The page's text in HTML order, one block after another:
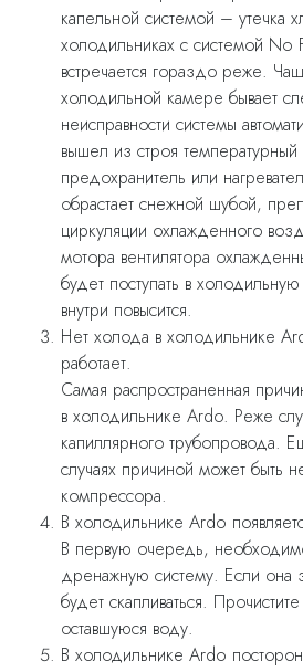
капельной системой – утечка
холодильниках с системой No
встречается гораздо реже.
холодильной камере бывает
неисправности системы
вышел из строя температурный
предохранитель или
обрастает снежной шубой,
циркуляции охлажденного
мотора вентилятора
будет поступать в
внутри повысится.
Нет холода в холодильнике
работает.
Самая распространенная
в холодильнике Ardo. Реже
капиллярного трубопровода.
случаях причиной может быть
компрессора.
В холодильнике Ardo
В первую очередь,
дренажную систему. Если она
будет скапливаться.
оставшуюся воду.
В холодильнике Ardo